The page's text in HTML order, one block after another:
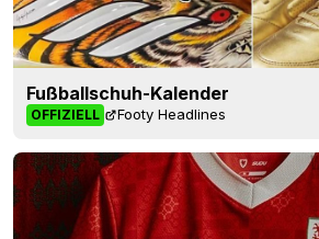
Fußballschuh-Kalender
OFFIZIELL Footy Headlines